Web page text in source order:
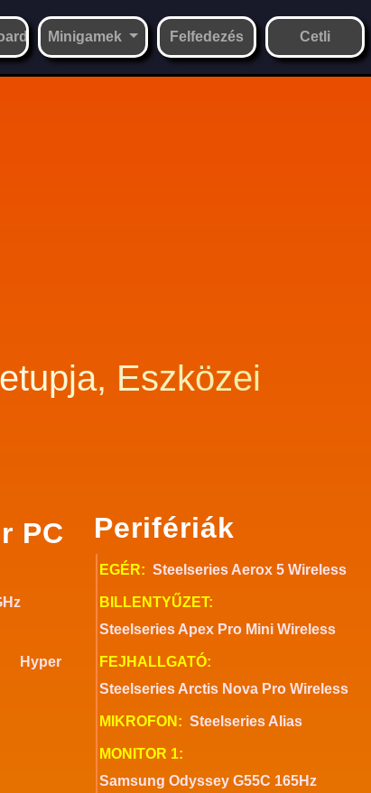
Minigamek Felfedezés Cetli
Eszközei
PC
Hyper
Perifériák
EGÉR: Steelseries Aerox 5 Wireless
BILLENTYŰZET:
Steelseries Apex Pro Mini Wireless
FEJHALLGATÓ:
Steelseries Arctis Nova Pro Wireless
MIKROFON: Steelseries Alias
MONITOR 1:
Samsung Odyssey G55C 165Hz